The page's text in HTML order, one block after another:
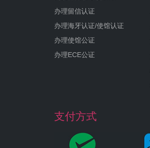
办理留信认证
办理海牙认证/使馆认证
办理使馆公证
办理ECE公证
支付方式